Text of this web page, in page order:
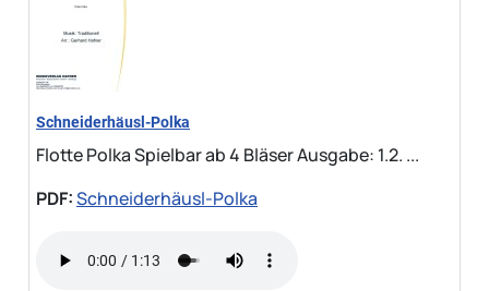
Schneiderhäusl-Polka
Flotte Polka Spielbar ab 4 Bläser Ausgabe: 1.2. ...
PDF:Schneiderhäusl-Polka